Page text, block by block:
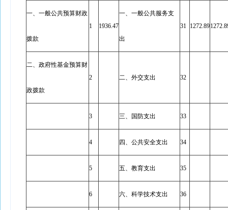
一、一般公共预算财政
拨款
1 1936.47
一、一般公共服务支
出
31 1272.89
二、政府性基金预算财
政拨款
2 二、外交支出 32
3 三、国防支出 33
4 四、公共安全支出 34
5 五、教育支出 35
6 六、科学技术支出 36